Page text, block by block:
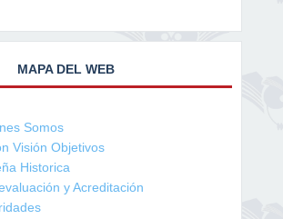
MAPA DEL WEB
Somos
Visión Objetivos
Historica
y Acreditación